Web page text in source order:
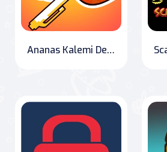
Ananas Kalemi Deluxe